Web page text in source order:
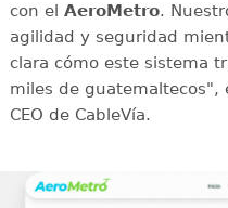
con el AeroMetro.
agilidad y seguridad
clara cómo este sistema
miles de guatemaltecos",
CEO de CableVía.